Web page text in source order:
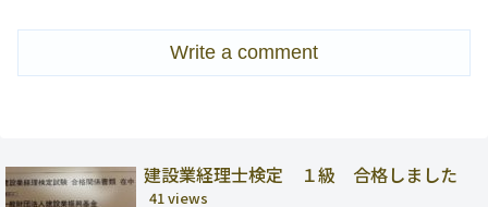
Write a comment
建設業経理士検定 １級 合格しました
41 views